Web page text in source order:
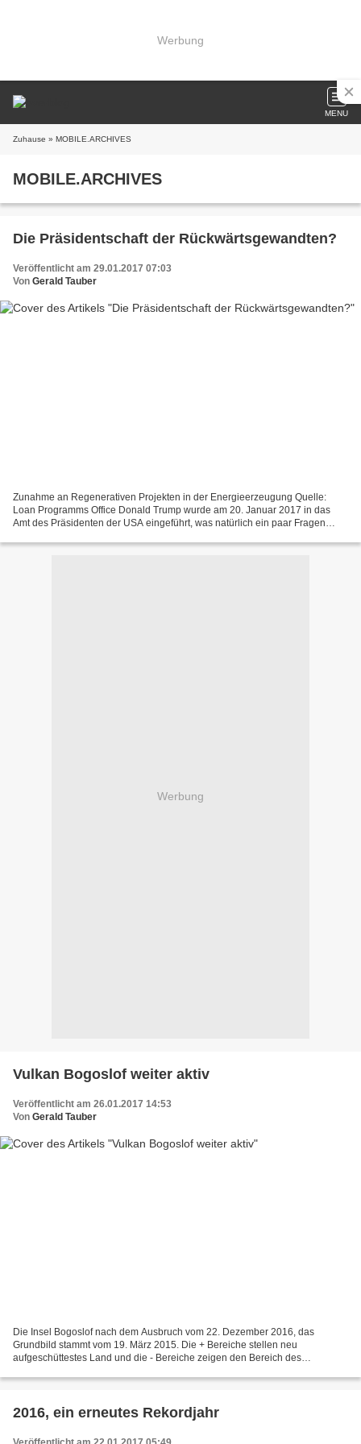
Werbung
MENU
Zuhause » MOBILE.ARCHIVES
MOBILE.ARCHIVES
Die Präsidentschaft der Rückwärtsgewandten?
Veröffentlicht am 29.01.2017 07:03
Von Gerald Tauber
Zunahme an Regenerativen Projekten in der Energieerzeugung Quelle:
Loan Programms Office Donald Trump wurde am 20. Januar 2017 in das
Amt des Präsidenten der USA eingeführt, was natürlich ein paar Fragen
Werbung
Vulkan Bogoslof weiter aktiv
Veröffentlicht am 26.01.2017 14:53
Von Gerald Tauber
Die Insel Bogoslof nach dem Ausbruch vom 22. Dezember 2016, das
Grundbild stammt vom 19. März 2015. Die + Bereiche stellen neu
aufgeschüttestes Land und die - Bereiche zeigen den Bereich des
2016, ein erneutes Rekordjahr